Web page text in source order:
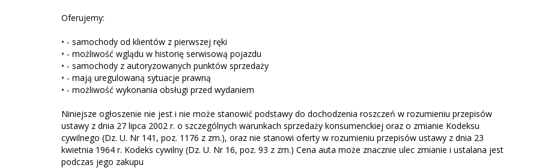
Oferujemy:
• - samochody od klientów z pierwszej ręki
• - możliwość wglądu w historię serwisową pojazdu
• - samochody z autoryzowanych punktów sprzedaży
• - mają uregulowaną sytuacje prawną
• - możliwość wykonania obsługi przed wydaniem
Niniejsze ogłoszenie nie jest i nie może stanowić podstawy do dochodzenia roszczeń w rozumieniu przepisów
ustawy z dnia 27 lipca 2002 r. o szczególnych warunkach sprzedaży konsumenckiej oraz o zmianie Kodeksu
cywilnego (Dz. U. Nr 141, poz. 1176 z zm.), oraz nie stanowi oferty w rozumieniu przepisów ustawy z dnia 23
kwietnia 1964 r. Kodeks cywilny (Dz. U. Nr 16, poz. 93 z zm.) Cena auta może znacznie ulec zmianie i ustalana jest
podczas jego zakupu